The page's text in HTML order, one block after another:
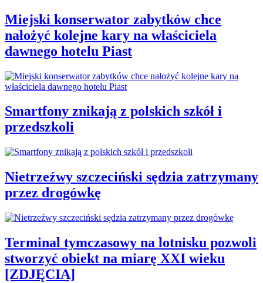
Miejski konserwator zabytków chce
nałożyć kolejne kary na właściciela
dawnego hotelu Piast
Smartfony znikają z polskich szkół i
przedszkoli
Nietrzeźwy szczeciński sędzia zatrzymany
przez drogówkę
Terminal tymczasowy na lotnisku pozwoli
stworzyć obiekt na miarę XXI wieku
[ZDJĘCIA]